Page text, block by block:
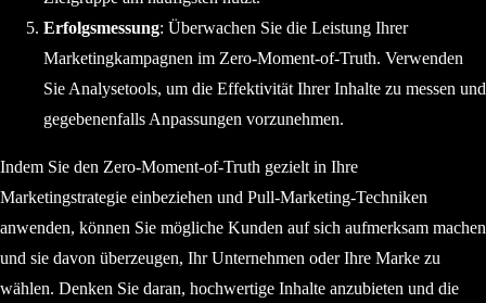
Erfolgsmessung: Überwachen Sie die Leistung Ihrer
Marketingkampagnen im Zero-Moment-of-Truth. Verwenden
Sie Analysetools, um die Effektivität Ihrer Inhalte zu messen und
gegebenenfalls Anpassungen vorzunehmen.
Indem Sie den Zero-Moment-of-Truth gezielt in Ihre
Marketingstrategie einbeziehen und Pull-Marketing-Techniken
anwenden, können Sie mögliche Kunden auf sich aufmerksam machen
und sie davon überzeugen, Ihr Unternehmen oder Ihre Marke zu
wählen. Denken Sie daran, hochwertige Inhalte anzubieten und die